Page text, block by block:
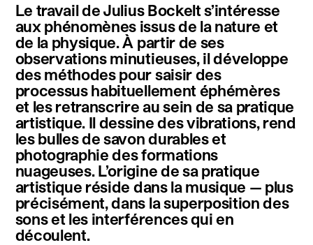
français english
Le travail de Julius Bockelt s’intéresse
aux phénomènes issus de la nature et
de la physique. À partir de ses
observations minutieuses, il développe
des méthodes pour saisir des
processus habituellement éphémères
et les retranscrire au sein de sa pratique
artistique. Il dessine des vibrations, rend
les bulles de savon durables et
photographie des formations
nuageuses. L’origine de sa pratique
artistique réside dans la musique — plus
précisément, dans la superposition des
sons et les interférences qui en
découlent.